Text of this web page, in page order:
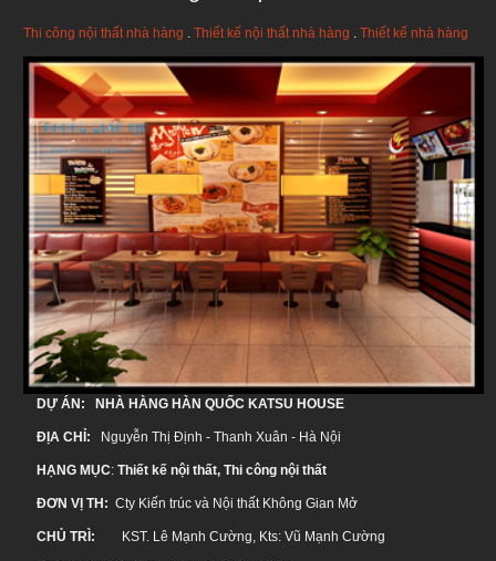
Thi công nội thất nhà hàng . Thiết kế nội thất nhà hàng . Thiết kế nhà hàng
DỰ ÁN: NHÀ HÀNG HÀN QUỐC KATSU HOUSE
ĐỊA CHỈ: Nguyễn Thị Định - Thanh Xuân - Hà Nội
HẠNG MỤC: Thiết kế nội thất, Thi công nội thất
ĐƠN VỊ TH: Cty Kiến trúc và Nội thất Không Gian Mở
CHỦ TRÌ: KST. Lê Mạnh Cường, Kts: Vũ Mạnh Cường